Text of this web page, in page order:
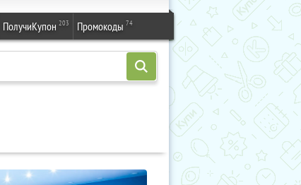
ПолучиКупон 203 Промокоды 74